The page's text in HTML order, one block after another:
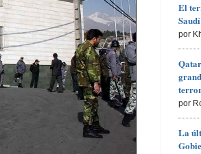
El
Saudí
por
por
La